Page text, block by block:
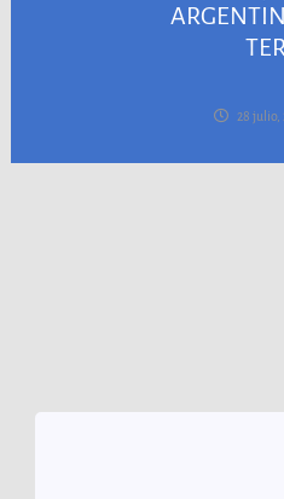
28 julio,